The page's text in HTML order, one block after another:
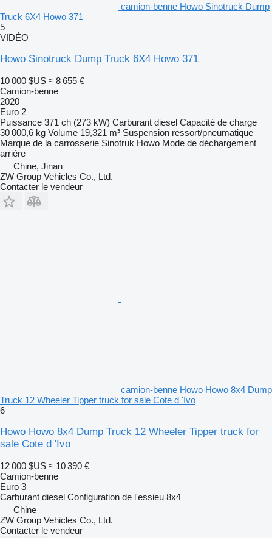
camion-benne Howo Sinotruck Dump
Truck 6X4 Howo 371
5
VIDÉO
Howo Sinotruck Dump Truck 6X4 Howo 371
10 000 $US ≈ 8 655 €
Camion-benne
2020
Euro 2
Puissance 371 ch (273 kW) Carburant diesel Capacité de charge
30 000,6 kg Volume 19,321 m³ Suspension ressort/pneumatique
Marque de la carrosserie Sinotruk Howo Mode de déchargement
arrière
Chine, Jinan
ZW Group Vehicles Co., Ltd.
Contacter le vendeur
camion-benne Howo Howo 8x4 Dump
Truck 12 Wheeler Tipper truck for sale Cote d 'Ivo
6
Howo Howo 8x4 Dump Truck 12 Wheeler Tipper truck for
sale Cote d 'Ivo
12 000 $US ≈ 10 390 €
Camion-benne
Euro 3
Carburant diesel Configuration de l'essieu 8x4
Chine
ZW Group Vehicles Co., Ltd.
Contacter le vendeur